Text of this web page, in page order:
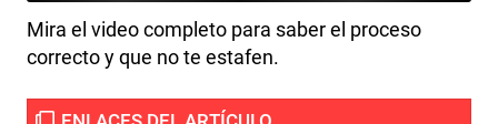
Mira el video completo para saber el proceso
correcto y que no te estafen.